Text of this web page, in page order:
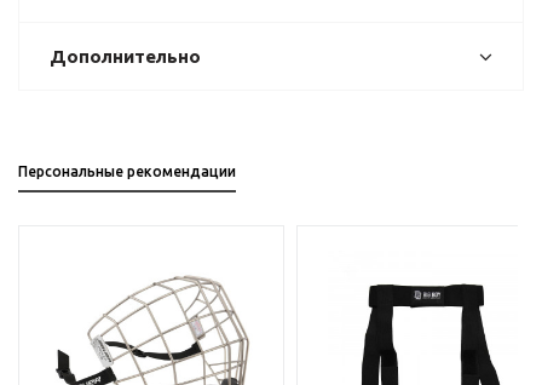
Дополнительно
Персональные рекомендации